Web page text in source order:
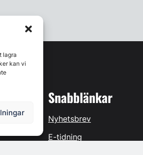
lagra
kan vi
Snabblänkar
Nyhetsbrev
E-tidning